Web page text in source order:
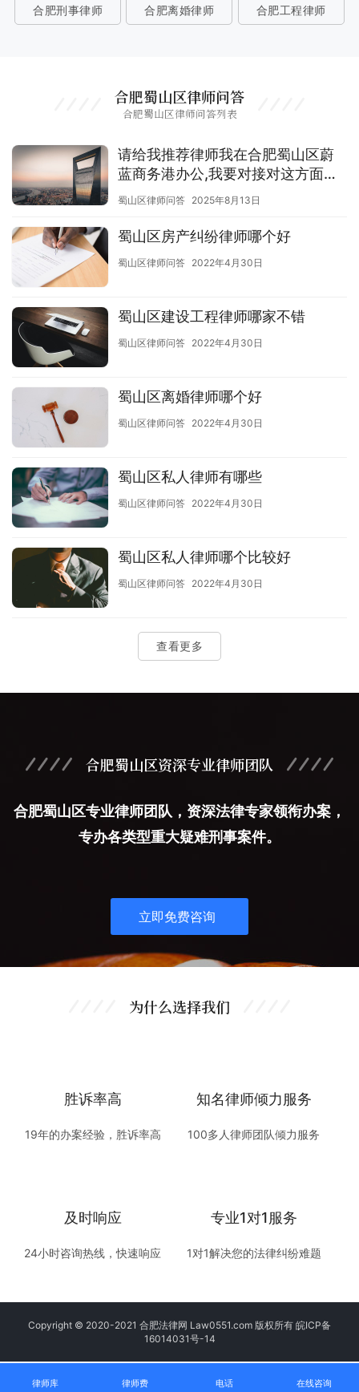
合肥刑事律师 合肥离婚律师 合肥工程律师
合肥蜀山区律师问答
合肥蜀山区律师问答列表
请给我推荐律师我在合肥蜀山区蔚
蓝商务港办公,我要对接对这方面有
经验的律师
蜀山区律师问答 2025年8月13日
蜀山区房产纠纷律师哪个好
蜀山区律师问答 2022年4月30日
蜀山区建设工程律师哪家不错
蜀山区律师问答 2022年4月30日
蜀山区离婚律师哪个好
蜀山区律师问答 2022年4月30日
蜀山区私人律师有哪些
蜀山区律师问答 2022年4月30日
蜀山区私人律师哪个比较好
蜀山区律师问答 2022年4月30日
查看更多
合肥蜀山区资深专业律师团队
合肥蜀山区专业律师团队，资深法律专家领衔办案，
专办各类型重大疑难刑事案件。
立即免费咨询
为什么选择我们
胜诉率高
19年的办案经验，胜诉率高
知名律师倾力服务
100多人律师团队倾力服务
及时响应
24小时咨询热线，快速响应
专业1对1服务
1对1解决您的法律纠纷难题
Copyright © 2020-2021 合肥法律网 Law0551.com 版权所有 皖ICP备
16014031号-14
律师库 律师费 电话 在线咨询